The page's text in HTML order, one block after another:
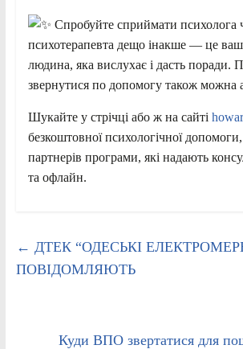
Спробуйте сприймати психолога
психотерапевта дещо інакше — це ваш
людина, яка вислухає і дасть поради.
звернутися по допомогу також можна
Шукайте у стрічці або ж на сайті
безкоштовної психологічної
партнерів програми, які надають
та офлайн.
← ДТЕК “ОДЕСЬКІ
ПОВІДОМЛЯЮТЬ
Куди ВПО звертатися для